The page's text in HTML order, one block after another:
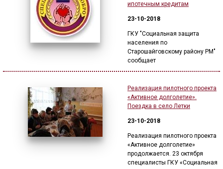
ипотечным кредитам
23-10-2018
ГКУ "Социальная защита
населения по
Старошайговскому району РМ"
сообщает
Реализация пилотного проекта
«Активное долголетие».
Поездка в село Летки
23-10-2018
Реализация пилотного проекта
«Активное долголетие»
продолжается. 23 октября
специалисты ГКУ «Социальная